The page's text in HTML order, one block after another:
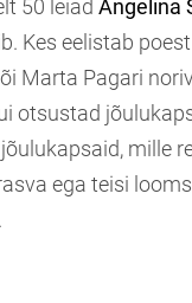
50 leiad Angelina
Kes eelistab
Marta Pagari
otsustad
jõulukapsaid, mille
ega teisi